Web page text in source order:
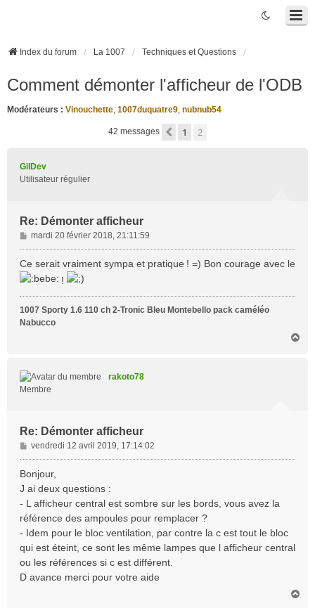
Index du forum La 1007 Techniques et Questions
Comment démonter l'afficheur de l'ODB
Modérateurs : Vinouchette, 1007duquatre9, nubnub54
42 messages Précédente
1 2
GilDev
Utilisateur régulier
Re: Démonter afficheur
M
e
s
s
a
g
e
mardi 20 février 2018, 21:11:59
Ce serait vraiment sympa et pratique ! =) Bon courage avec le
!
1007 Sporty 1.6 110 ch 2-Tronic Bleu Montebello pack caméléo
Nabucco
rakoto78
Membre
Re: Démonter afficheur
M
e
s
g
e
vendredi 12 avril 2019, 17:14:02
Bonjour,
J ai deux questions :
- L afficheur central est sombre sur les bords, vous avez la
référence des ampoules pour remplacer ?
- Idem pour le bloc ventilation, par contre la c est tout le bloc
qui est éteint, ce sont les même lampes que l afficheur central
ou les références si c est différent.
D avance merci pour votre aide